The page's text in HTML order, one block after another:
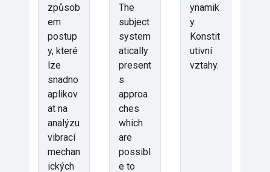
způsob
em
postup
y, které
lze
snadno
aplikov
at na
analýzu
vibrací
mechan
ických
The
subject
system
atically
present
s
approa
ches
which
are
possibl
e to
ynamik
y.
Konstit
utivní
vztahy.